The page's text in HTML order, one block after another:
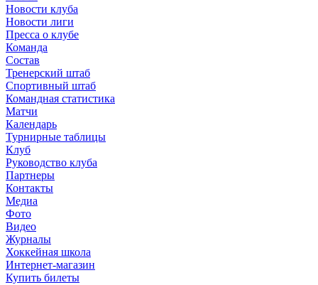
Новости клуба
Новости лиги
Пресса о клубе
Команда
Состав
Тренерский штаб
Спортивный штаб
Командная статистика
Матчи
Календарь
Турнирные таблицы
Клуб
Руководство клуба
Партнеры
Контакты
Медиа
Фото
Видео
Журналы
Хоккейная школа
Интернет-магазин
Купить билеты